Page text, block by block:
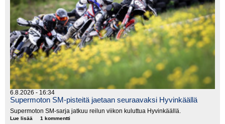
6.8.2026 - 16:34
Supermoton SM-pisteitä jaetaan seuraavaksi Hyvinkäällä
Supermoton SM-sarja jatkuu reilun viikon kuluttua Hyvinkäällä.
Lue lisää Supermoton
1 kommentti